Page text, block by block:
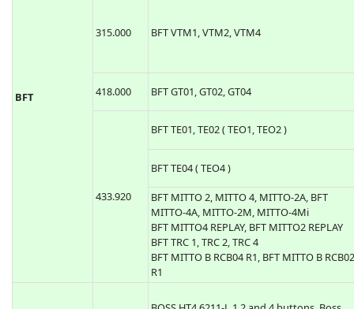
BFT
315.000 BFT VTM1, VTM2, VTM4
418.000 BFT GT01, GT02, GT04
433.920
BFT TE01, TE02 ( TEO1, TEO2 )
BFT TE04 ( TEO4 )
BFT MITTO 2, MITTO 4, MITTO-2A, BFT
MITTO-4A, MITTO-2M, MITTO-4Mi
BFT MITTO4 REPLAY, BFT MITTO2 REPLAY
BFT TRC 1, TRC 2, TRC 4
BFT MITTO B RCB04 R1, BFT MITTO B RCB02
R1